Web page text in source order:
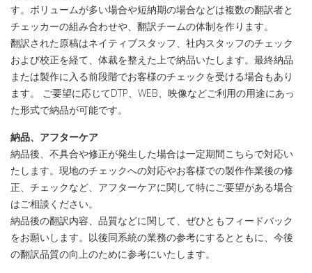
す。ボリュームが多い場合や短納期の場合などは複数の翻訳者と
チェッカーの組み合わせや、翻訳チームの体制を作ります。
翻訳された原稿はネイティブスタッフ、社内スタッフのチェック
および校正を経て、体裁を整えた上で納品いたします。最終納品
または製作に入る前段階でお客様のチェックを受ける場合もあり
ます。 ご要望に応じてDTP、WEB、映像などご利用の用途にあっ
た形式で納品が可能です。
納品、アフターケア
納品後、不具合や修正が発生した場合は一定期間こちらで対応い
たします。現地のチェックへの対応やお客様での製作作業後の修
正、チェックなど、アフターケアに関して特にご要望がある場合
はご相談ください。
納品後の翻訳内容、品質などに関して、ぜひともフィードバック
をお願いします。以後同系統の業務の参考にするとともに、今後
の翻訳品質の向上のために参考にいたします。